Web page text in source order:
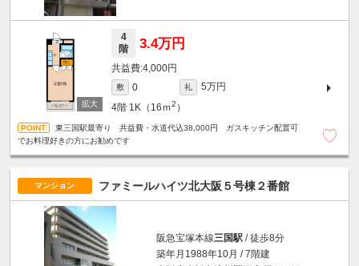
4
階
3.4万円
4,000円
敷 0 礼
5万円
4階 1K（16ｍ2 ）
東三国駅最寄り 共益費・水道代込38,000円 ガスキッチン配置可
でお料理好きの方にお勧めです
マンション ファミールハイツ北大阪５号棟２番館
阪急宝塚本線三国駅 / 徒歩8分
築年月1988年10月 / 7階建